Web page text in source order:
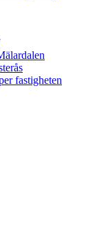
fastigheten